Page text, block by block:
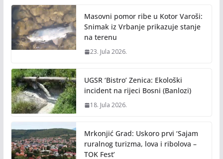
Masovni pomor ribe u Kotor Varoši:
Snimak iz Vrbanje prikazuje stanje
na terenu
23. Jula 2026.
UGSR ‘Bistro’ Zenica: Ekološki
incident na rijeci Bosni (Banlozi)
18. Jula 2026.
Mrkonjić Grad: Uskoro prvi ‘Sajam
ruralnog turizma, lova i ribolova –
TOK Fest’